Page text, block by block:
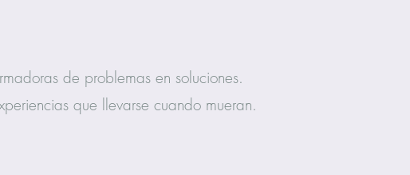
de problemas en soluciones.
que llevarse cuando mueran.